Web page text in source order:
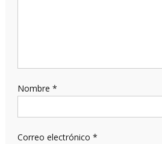
Nombre *
Correo electrónico *